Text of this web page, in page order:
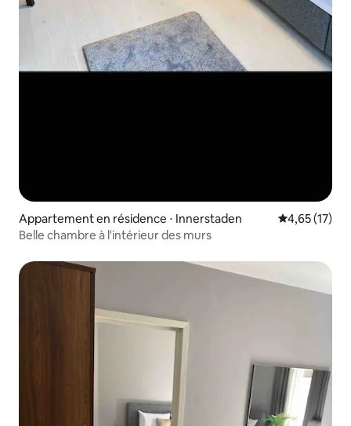
Appartement en résidence ⋅ Innerstaden Évaluation
4,65 (17)
Belle chambre à l'intérieur des murs